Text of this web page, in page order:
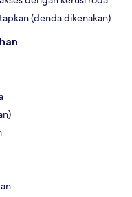
(denda dikenakan)